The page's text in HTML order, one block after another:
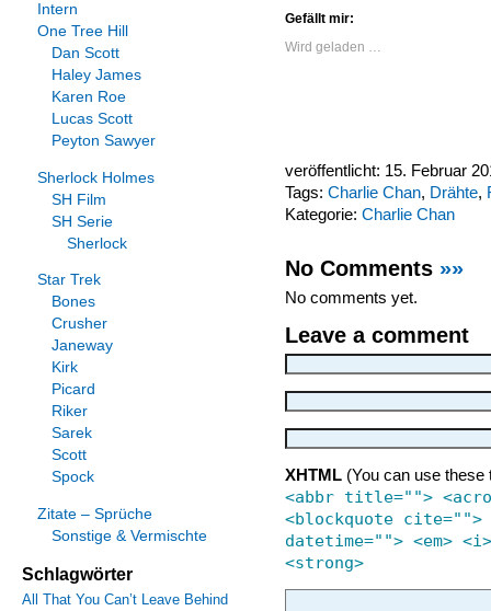
Gefällt mir:
Wird geladen …
veröffentlicht: 15. Februar
Tags: Charlie Chan, Drähte,
Kategorie: Charlie Chan
No Comments »»
No comments yet.
Leave a comment
XHTML (You can use
<abbr title="">
<blockquote cite="">
datetime=""> <em>
<strong>
Intern
One Tree Hill
Dan Scott
Haley James
Karen Roe
Lucas Scott
Peyton Sawyer
Sherlock Holmes
SH Film
SH Serie
Sherlock
Star Trek
Bones
Crusher
Janeway
Kirk
Picard
Riker
Sarek
Scott
Spock
Zitate – Sprüche
Sonstige & Vermischte
Schlagwörter
All That You Can’t Leave Behind